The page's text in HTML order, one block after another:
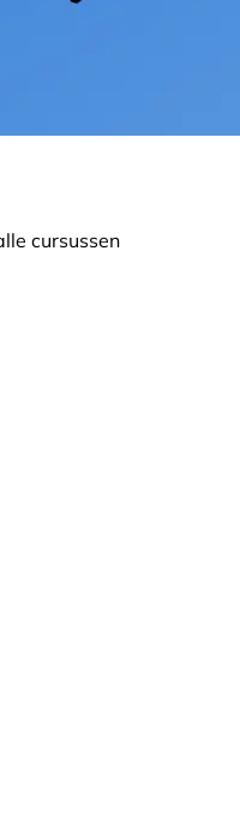
cursussen